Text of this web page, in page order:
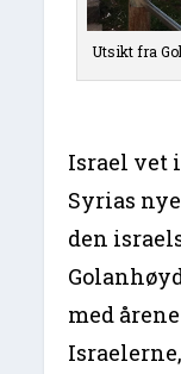
Utsikt fra
Israel vet
Syrias
den
med